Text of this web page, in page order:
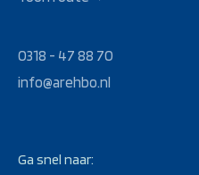
0318 - 47 88 70
info@arehbo.nl
Ga snel naar: